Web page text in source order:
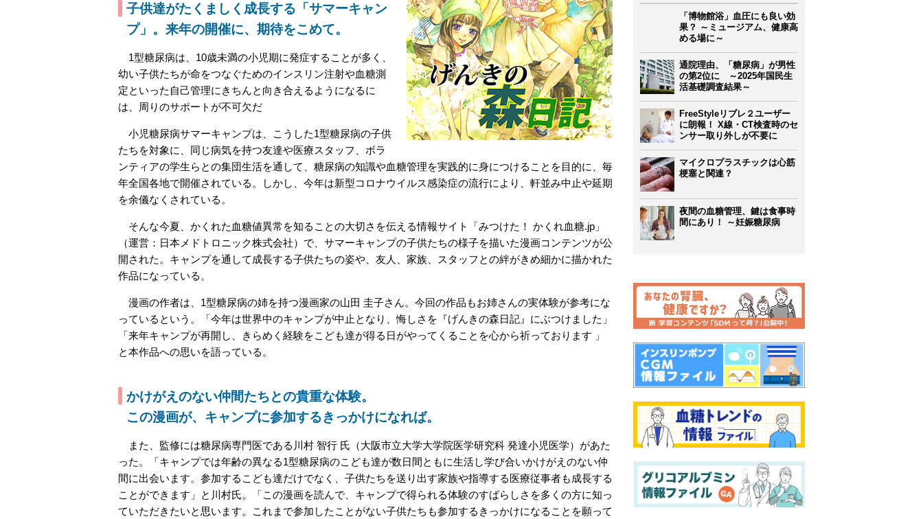
子供達がたくましく成長する「サマーキャン
プ」。来年の開催に、期待をこめて。
1型糖尿病は、10歳未満の小児期に発症することが多く、
幼い子供たちが命をつなぐためのインスリン注射や血糖測
定といった自己管理にきちんと向き合えるようになるに
は、周りのサポートが不可欠だ
小児糖尿病サマーキャンプは、こうした1型糖尿病の子供
たちを対象に、同じ病気を持つ友達や医療スタッフ、ボラ
ンティアの学生らとの集団生活を通して、糖尿病の知識や血糖管理を実践的に身につけることを目的に、毎
年全国各地で開催されている。しかし、今年は新型コロナウイルス感染症の流行により、軒並み中止や延期
を余儀なくされている。
そんな今夏、かくれた血糖値異常を知ることの大切さを伝える情報サイト「みつけた！ かくれ血糖.jp」
（運営：日本メドトロニック株式会社）で、サマーキャンプの子供たちの様子を描いた漫画コンテンツが公
開された。キャンプを通して成長する子供たちの姿や、友人、家族、スタッフとの絆がきめ細かに描かれた
作品になっている。
漫画の作者は、1型糖尿病の姉を持つ漫画家の山田 圭子さん。今回の作品もお姉さんの実体験が参考にな
っているという。「今年は世界中のキャンプが中止となり、悔しさを『げんきの森日記』にぶつけました」
「来年キャンプが再開し、きらめく経験をこども達が得る日がやってくることを心から祈っております 」
と本作品への思いを語っている。
かけがえのない仲間たちとの貴重な体験。
この漫画が、キャンプに参加するきっかけになれば。
また、監修には糖尿病専門医である川村 智行 氏（大阪市立大学大学院医学研究科 発達小児医学）があた
った。「キャンプでは年齢の異なる1型糖尿病のこども達が数日間ともに生活し学び合いかけがえのない仲
間に出会います。参加するこども達だけでなく、子供たちを送り出す家族や指導する医療従事者も成長する
ことができます」と川村氏。「この漫画を読んで、キャンプで得られる体験のすばらしさを多くの方に知っ
ていただきたいと思います。これまで参加したことがない子供たちも参加するきっかけになることを願って
「博物館浴」血圧にも良い効
果？ ～ミュージアム、健康高
める場に～
通院理由、「糖尿病」が男性
の第2位に ～2025年国民生
活基礎調査結果～
FreeStyleリブレ２ユーザー
に朗報！ X線・CT検査時のセ
ンサー取り外しが不要に
マイクロプラスチックは心筋
梗塞と関連？
夜間の血糖管理、鍵は食事時
間にあり！ ～妊娠糖尿病